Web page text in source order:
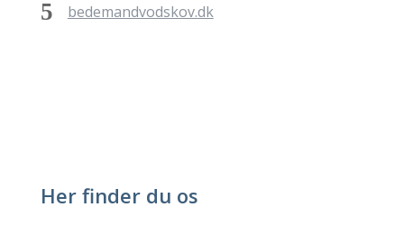
bedemandvodskov.dk
Her finder du os